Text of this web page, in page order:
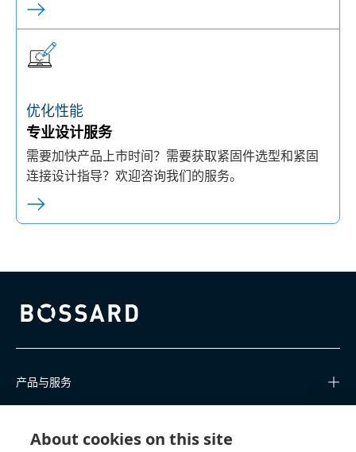
About cookies on this site
优化性能
专业设计服务
需要加快产品上市时间？需要获取紧固件选型和紧固
连接设计指导？欢迎咨询我们的服务。
Bossard homepage
产品与服务